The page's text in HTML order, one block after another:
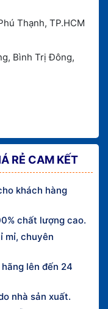
Thạnh, TP.HCM
Bình Trị Đông,
RẺ CAM KẾT
khách hàng
chất lượng cao.
mỉ, chuyên
lên đến 24
nhà sản xuất.